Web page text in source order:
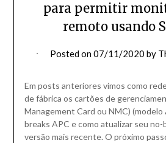
para permitir
remoto usando
Posted on07/11/2020 by
Em posts anteriores vimos como
de fábrica os cartões de
Management Card ou NMC) (modelo
breaks APC e como atualizar seu no-
versão mais recente. O próximo